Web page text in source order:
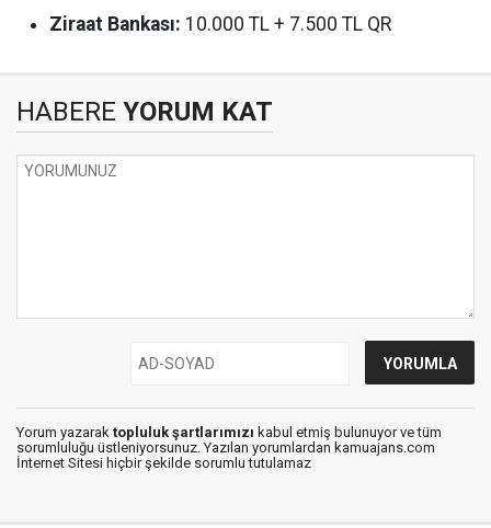
Ziraat Bankası: 10.000 TL + 7.500 TL QR
HABERE YORUM KAT
Yorum yazarak topluluk şartlarımızı kabul etmiş bulunuyor ve tüm
sorumluluğu üstleniyorsunuz. Yazılan yorumlardan kamuajans.com
İnternet Sitesi hiçbir şekilde sorumlu tutulamaz